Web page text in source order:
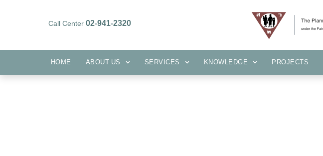
Call Center02-941-2320
HOME ABOUT US SERVICES KNOWLEDGE PROJECTS
KNOWLEDGE PROJECTS